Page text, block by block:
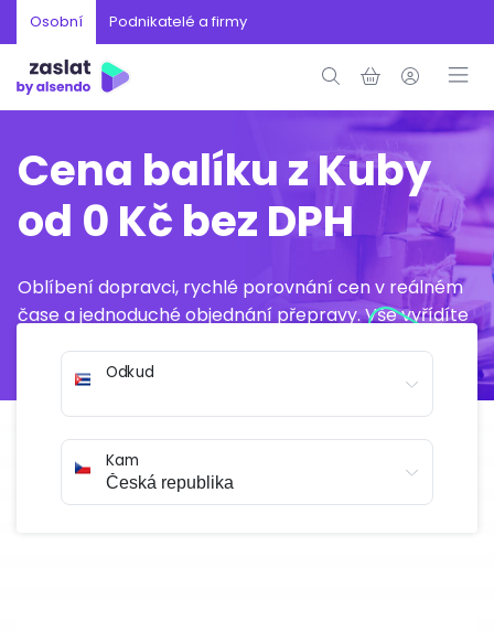
Osobní Podnikatelé a firmy
Cena balíku z Kuby
od 0 Kč bez DPH
Oblíbení dopravci, rychlé porovnání cen v reálném
čase a jednoduché objednání přepravy. Vše vyřídíte
Odkud
Kam